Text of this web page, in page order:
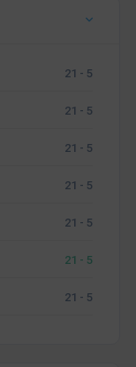
21 - 5
21 - 5
21 - 5
21 - 5
21 - 5
21 - 5
21 - 5